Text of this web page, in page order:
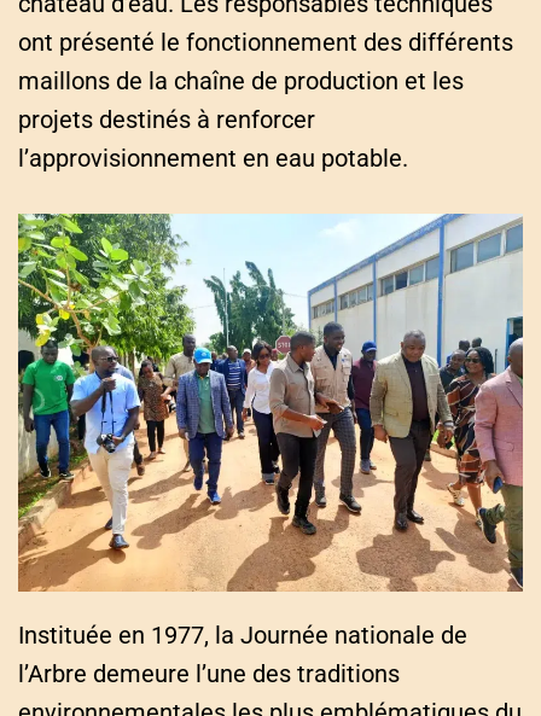
ont présenté le fonctionnement des différents
maillons de la chaîne de production et les
projets destinés à renforcer
l’approvisionnement en eau potable.
Instituée en 1977, la Journée nationale de
l’Arbre demeure l’une des traditions